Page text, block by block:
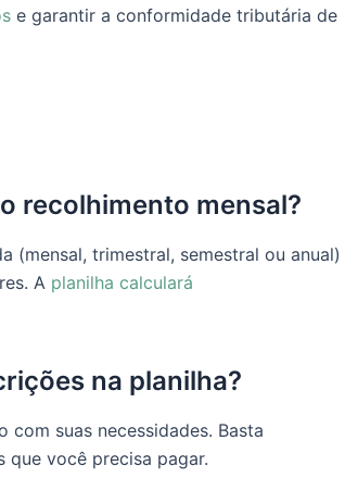
e garantir a conformidade tributária de
recolhimento mensal?
(mensal, trimestral, semestral ou anual)
A planilha calculará
na planilha?
suas necessidades. Basta
você precisa pagar.